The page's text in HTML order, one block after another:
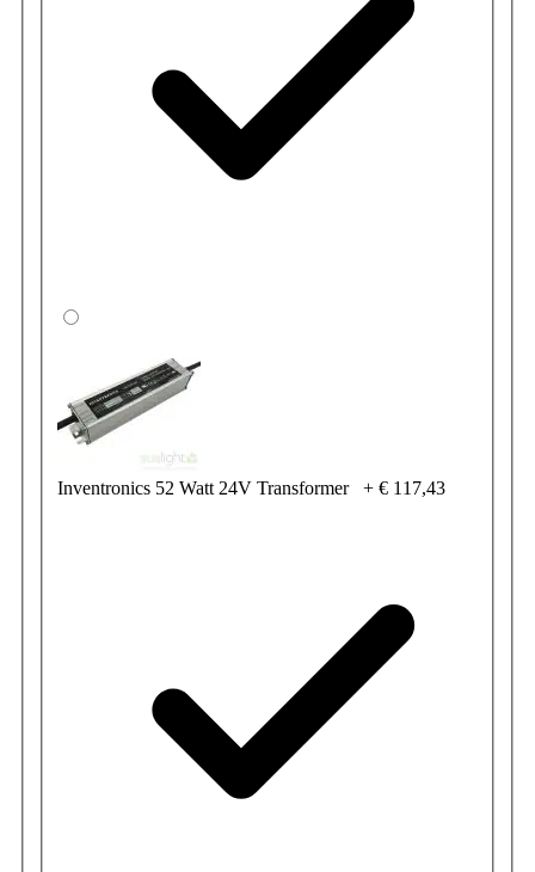
Inventronics 52 Watt 24V Transformer + € 117,43